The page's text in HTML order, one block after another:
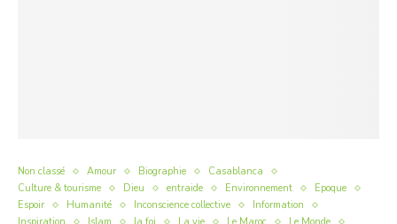
Non classé Amour Biographie
Casablanca
Culture & tourisme
Dieu entraide Environnement
Epoque
Espoir
Humanité Inconscience collective
Information